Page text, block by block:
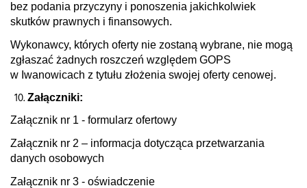
bez podania przyczyny i ponoszenia jakichkolwiek
skutków prawnych i finansowych.
Wykonawcy, których oferty nie zostaną wybrane, nie mogą
zgłaszać żadnych roszczeń względem GOPS
w Iwanowicach z tytułu złożenia swojej oferty cenowej.
Załączniki:
Załącznik nr 1 - formularz ofertowy
Załącznik nr 2 – informacja dotycząca przetwarzania
danych osobowych
Załącznik nr 3 - oświadczenie